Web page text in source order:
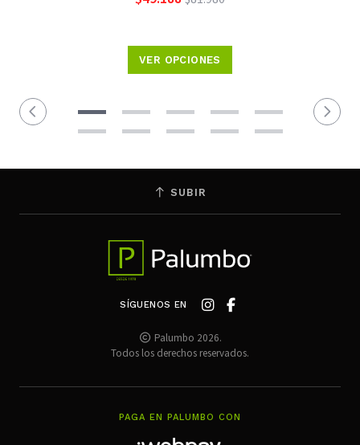
VER OPCIONES
SUBIR
SÍGUENOS EN
Palumbo 2026.
Todos los derechos reservados.
PAGA EN PALUMBO CON